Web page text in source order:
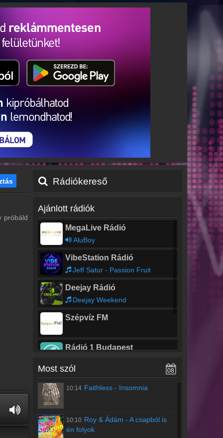
próbáld
Rádiókereső
Ajánlott rádiók
MegaLive Rádió
AluBoy
VibeStation Rádió
Jeff Satur - Passion Fruit
Deejay Rádió
Deejay Weekend
Szépvíz FM
Rádió 1 Budapest
Rádió 47
Wamdue Project - King Of My Castle
Most szól 08
10:14 Faithless - Insomnia
10:10 Roy & Ádám - A csapból is
én folyok